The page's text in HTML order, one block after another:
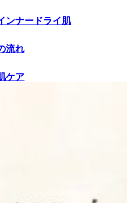
ンナードライ肌
流れ
ケア